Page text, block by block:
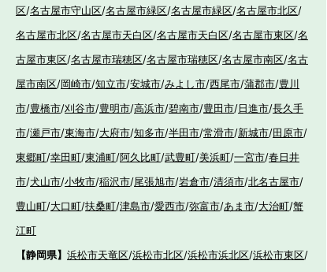
区/名古屋市守山区/名古屋市緑区/名古屋市緑区/名古屋市北区/
名古屋市北区/名古屋市天白区/名古屋市天白区/名古屋市東区/名
古屋市東区/名古屋市瑞穂区/名古屋市瑞穂区/名古屋市南区/名古
屋市南区/岡崎市/知立市/安城市/みよし市/西尾市/蒲郡市/豊川
市/豊橋市/刈谷市/豊明市/高浜市/碧南市/豊田市/日進市/長久手
市/瀬戸市/東海市/大府市/知多市/半田市/常滑市/新城市/田原市/
東郷町/幸田町/東浦町/阿久比町/武豊町/美浜町/一宮市/春日井
市/犬山市/小牧市/稲沢市/尾張旭市/岩倉市/清須市/北名古屋市/
豊山町/大口町/扶桑町/津島市/愛西市/弥富市/あま市/大治町/蟹
江町
【静岡県】 浜松市天竜区/浜松市北区/浜松市浜北区/浜松市東区/